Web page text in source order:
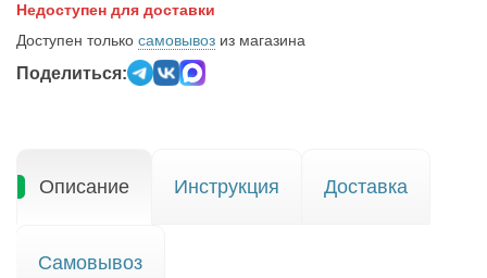
Недоступен для доставки
Доступен только самовывоз из магазина
Поделиться:
Описание Инструкция Доставка
Самовывоз